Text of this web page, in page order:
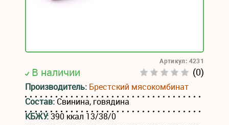
В наличии (0)
Артикул: 4231
Производитель: Брестский мясокомбинат
Состав: Свинина, говядина
КБЖУ:390 ккал 13/38/0